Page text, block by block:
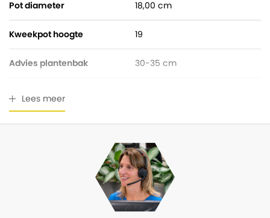
Pot diameter 18,00 cm
Kweekpot hoogte 19
Advies plantenbak 30-35 cm
Breedte 30
Lees meer